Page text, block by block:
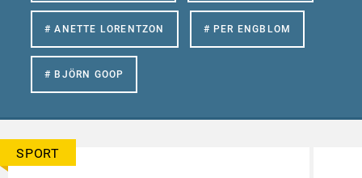
# ANETTE LORENTZON # PER ENGBLOM
# BJÖRN GOOP
SPORT